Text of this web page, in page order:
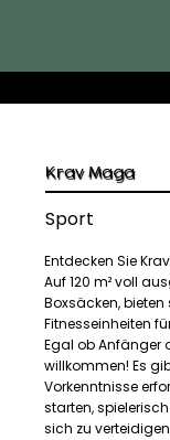
Krav Maga
Sport
Entdecken Sie
Auf 120 m² voll
Boxsäcken,
Fitnesseinheiten
Egal ob Anfänger
willkommen! Es
Vorkenntnisse
starten,
sich zu